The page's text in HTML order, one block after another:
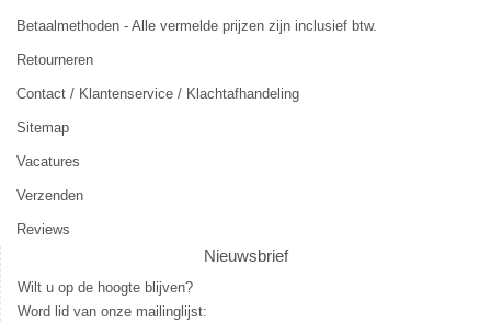
Betaalmethoden - Alle vermelde prijzen zijn inclusief btw.
Retourneren
Contact / Klantenservice / Klachtafhandeling
Sitemap
Vacatures
Verzenden
Reviews
Nieuwsbrief
Wilt u op de hoogte blijven?
Word lid van onze mailinglijst: